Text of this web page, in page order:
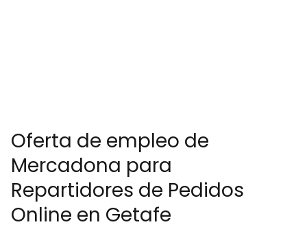
Oferta de empleo de
Mercadona para
Repartidores de Pedidos
Online en Getafe